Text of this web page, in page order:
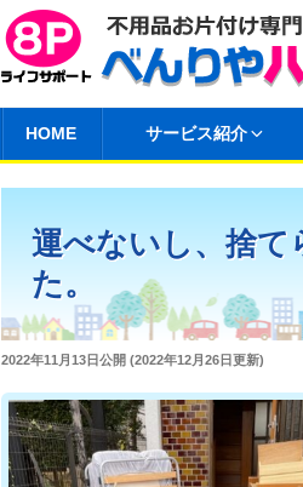
HOME サービス紹介
運べないし、捨て
た。
投
日:
2022年11月13日公開 (2022年12月26日更新)